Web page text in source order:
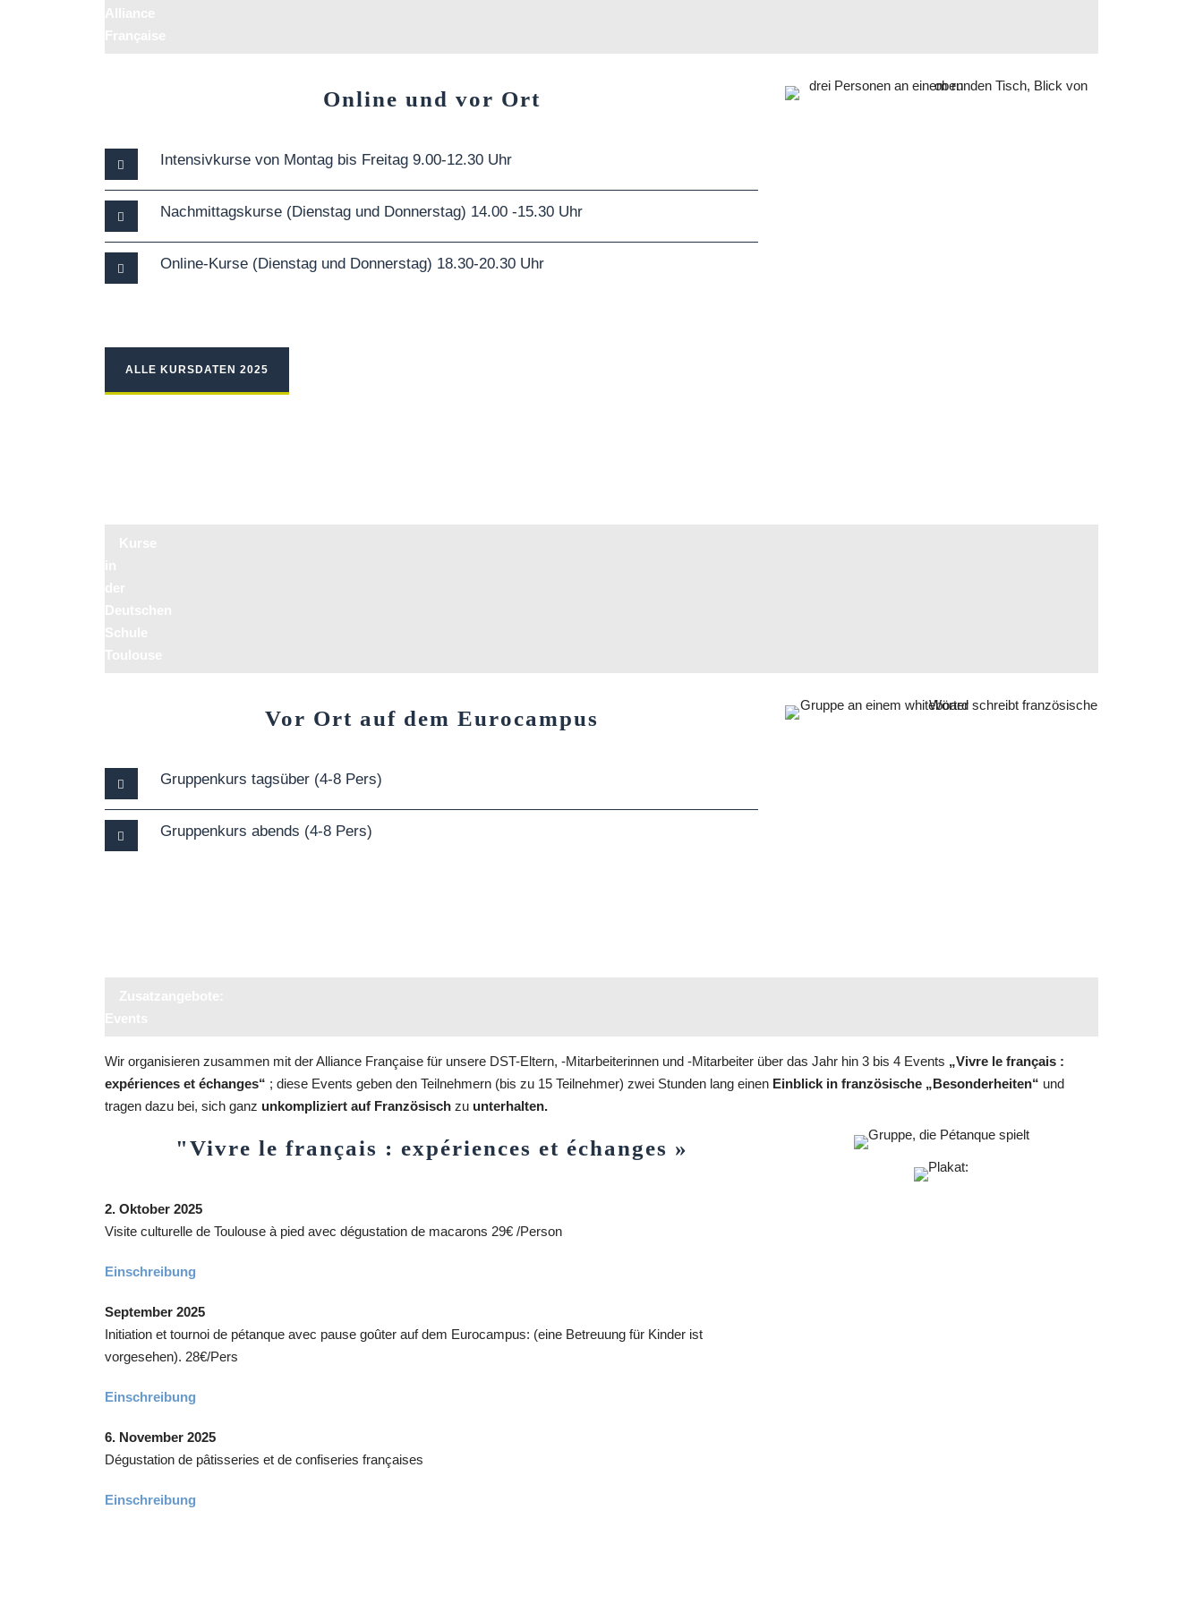
Online und vor Ort
Intensivkurse von Montag bis Freitag 9.00-12.30 Uhr
Nachmittagskurse (Dienstag und Donnerstag) 14.00 -15.30 Uhr
Online-Kurse (Dienstag und Donnerstag) 18.30-20.30 Uhr
ALLE KURSDATEN 2025
Vor Ort auf dem Eurocampus
Gruppenkurs tagsüber (4-8 Pers)
Gruppenkurs abends (4-8 Pers)
Wir organisieren zusammen mit der Alliance Française für unsere DST-Eltern, -Mitarbeiterinnen und -Mitarbeiter über das Jahr hin 3 bis 4 Events „Vivre le français :
expériences et échanges“ ; diese Events geben den Teilnehmern (bis zu 15 Teilnehmer) zwei Stunden lang einen Einblick in französische „Besonderheiten“ und
tragen dazu bei, sich ganz unkompliziert auf Französisch zu unterhalten.
"Vivre le français : expériences et échanges »
2. Oktober 2025
Visite culturelle de Toulouse à pied avec dégustation de macarons 29€ /Person
Einschreibung
September 2025
Initiation et tournoi de pétanque avec pause goûter auf dem Eurocampus: (eine Betreuung für Kinder ist
vorgesehen). 28€/Pers
Einschreibung
6. November 2025
Dégustation de pâtisseries et de confiseries françaises
Einschreibung